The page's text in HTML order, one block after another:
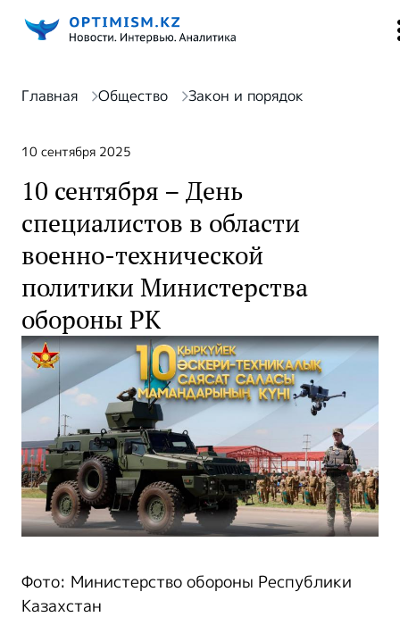
Главная Общество Закон и порядок
10 сентября 2025
10 сентября – День
специалистов в области
военно-технической
политики Министерства
обороны РК
Фото: Министерство обороны Республики
Казахстан